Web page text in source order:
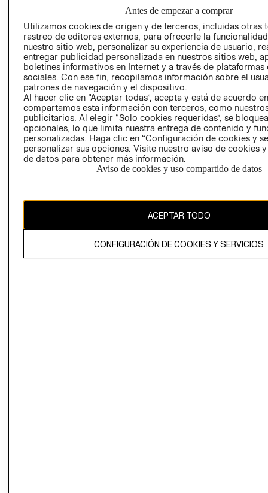
EMPRESARIAL
CONDICIONES
AVISO DE
PRIVACIDAD
GIFT CARD
AVISO DE
COOKIES
Chile ($)
El contenido de esta página web está protegido por copyright y es
propiedad de H&M Hennes & Mauritz AB.
Antes de empezar a comprar
Utilizamos cookies de origen y de terceros, incluidas otras
rastreo de editores externos, para ofrecerle la
nuestro sitio web, personalizar su experiencia de usuario,
entregar publicidad personalizada en nuestros sitios web,
boletines informativos en Internet y a través de plataformas
sociales. Con ese fin, recopilamos información sobre el
patrones de navegación y el dispositivo.
Al hacer clic en “Aceptar todas”, acepta y está de acuerdo
compartamos esta información con terceros, como
publicitarios. Al elegir “Solo cookies requeridas”, se
opcionales, lo que limita nuestra entrega de contenido y
personalizadas. Haga clic en “Configuración de cookies y
personalizar sus opciones. Visite nuestro aviso de cookies
de datos para obtener más información.
Aviso de cookies y uso compartido de datos
ACEPTAR TODO
CONFIGURACIÓN DE COOKIES Y SERVICIOS